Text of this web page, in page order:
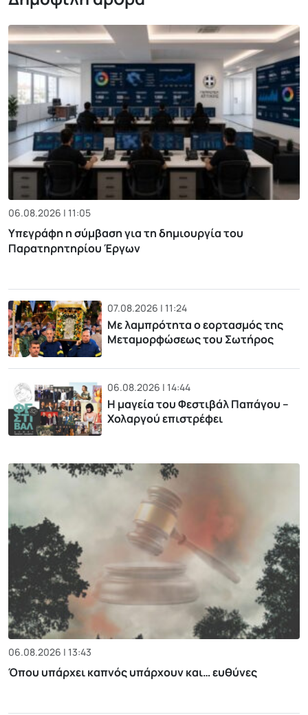
06.08.2026 | 11:05
Υπεγράφη η σύμβαση για τη δημιουργία του
Παρατηρητηρίου Έργων
07.08.2026 | 11:24
Με λαμπρότητα ο εορτασμός της
Μεταμορφώσεως του Σωτήρος
06.08.2026 | 14:44
Η μαγεία του Φεστιβάλ Παπάγου –
Χολαργού επιστρέφει
06.08.2026 | 13:43
Όπου υπάρχει καπνός υπάρχουν και… ευθύνες